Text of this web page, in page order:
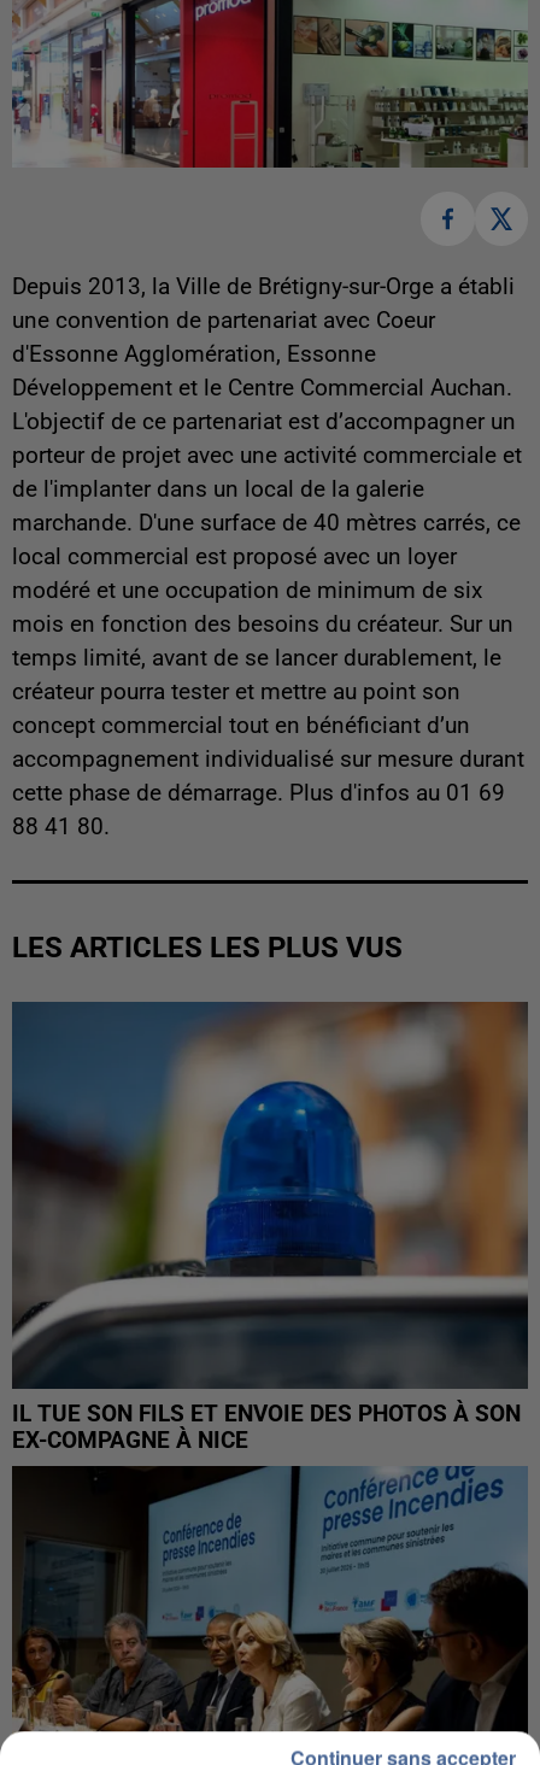
Depuis 2013, la Ville de Brétigny-sur-Orge a établi
une convention de partenariat avec Coeur
d'Essonne Agglomération, Essonne
Développement et le Centre Commercial Auchan.
L'objectif de ce partenariat est d’accompagner un
porteur de projet avec une activité commerciale et
de l'implanter dans un local de la galerie
marchande. D'une surface de 40 mètres carrés, ce
local commercial est proposé avec un loyer
modéré et une occupation de minimum de six
mois en fonction des besoins du créateur. Sur un
temps limité, avant de se lancer durablement, le
créateur pourra tester et mettre au point son
concept commercial tout en bénéficiant d’un
accompagnement individualisé sur mesure durant
cette phase de démarrage. Plus d'infos au 01 69
88 41 80.
LES ARTICLES LES PLUS VUS
IL TUE SON FILS ET ENVOIE DES PHOTOS À SON
EX-COMPAGNE À NICE
Continuer sans accepter